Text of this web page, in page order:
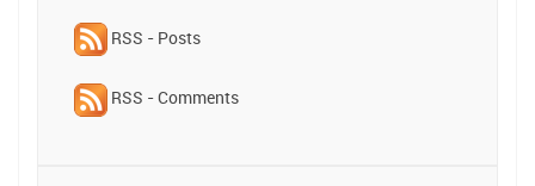
RSS - Posts
RSS - Comments